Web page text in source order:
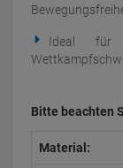
Ideal für
Bitte beachten
Material: